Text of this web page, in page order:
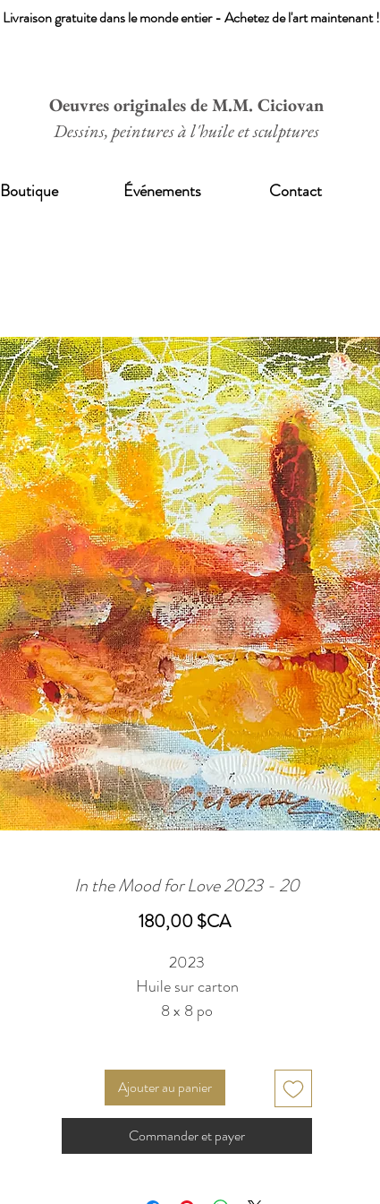
Livraison gratuite dans le monde entier - Achetez de l'art maintenant !
Oeuvres originales de M.M. Ciciovan
Dessins, peintures à l'huile et sculptures
Boutique Événements Contact
In the Mood for Love 2023 - 20
180,00 $CAPrix
2023
Huile sur carton
8 x 8 po
Ajouter au panier
Commander et payer